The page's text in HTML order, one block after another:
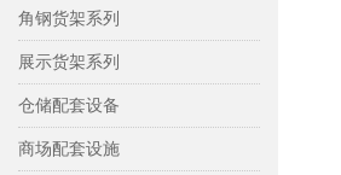
中A型仓储货架
中B型仓储货架
重型仓储货架
阁楼式货架
背网超市货架
背板超市货架
背孔超市货架
钢木超市货架
角钢货架系列
木层板货架
钢层板货架
展示货架系列
彩铝展示架
置物架
仓储配套设备
托盘
商场配套设施